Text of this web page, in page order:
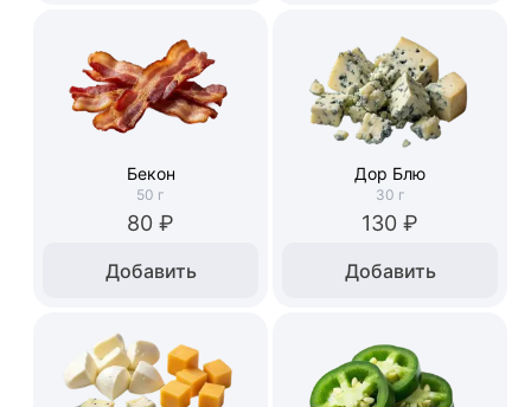
Бекон
50 г
80 ₽
Добавить
Дор Блю
30 г
130 ₽
Добавить